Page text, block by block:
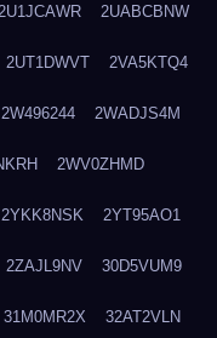
2U1JCAWR 2UABCBNW
2UT1DWVT 2VA5KTQ4
2W496244 2WADJS4M
2WV0ZHMD
2YKK8NSK 2YT95AO1
2ZAJL9NV 30D5VUM9
31M0MR2X 32AT2VLN